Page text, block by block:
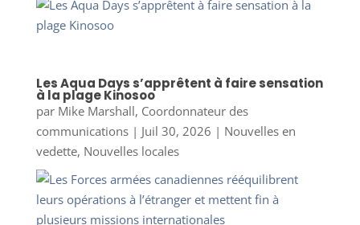
Les Aqua Days s’apprêtent à faire sensation
à la plage Kinosoo
par Mike Marshall, Coordonnateur des
communications| Juil 30, 2026 | Nouvelles en
vedette, Nouvelles locales